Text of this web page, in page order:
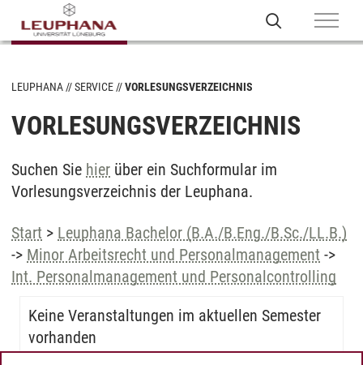
LEUPHANA SERVICE VORLESUNGSVERZEICHNIS
VORLESUNGSVERZEICHNIS
Suchen Sie hier über ein Suchformular im
Vorlesungsverzeichnis der Leuphana.
Start > Leuphana Bachelor (B.A./B.Eng./B.Sc./LL.B.)
-> Minor Arbeitsrecht und Personalmanagement ->
Int. Personalmanagement und Personalcontrolling
Keine Veranstaltungen im aktuellen Semester
vorhanden